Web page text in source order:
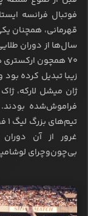
۷۰ همچون
زیبا تبدیل کرده
ژان میشل لارکه،
فراموش‌شده
غرور از آن
بی‌چون‌وچرای